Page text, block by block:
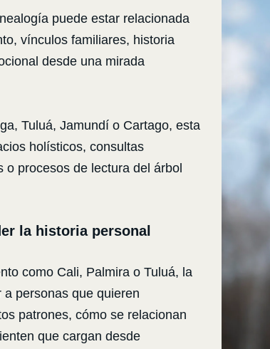
puede estar relacionada
vínculos familiares, historia
desde una mirada
Tuluá, Jamundí o Cartago, esta
holísticos, consultas
o procesos de lectura del árbol
la historia personal
como Cali, Palmira o Tuluá, la
personas que quieren
patrones, cómo se relacionan
que cargan desde